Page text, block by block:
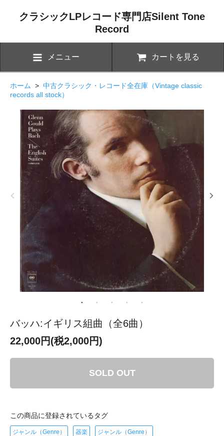
クラシックLPレコード専門店Silent Tone
Record
メニュー カートを見る
ホーム > 中古クラシック・レコード全在庫（Vintage classic
records all stock）
バッハ:イギリス組曲（全6曲）
22,000円(税2,000円)
SOLD OUT
この商品に登録されているタグ
ジャンル（Genre） 器楽 ジャンル（Genre）